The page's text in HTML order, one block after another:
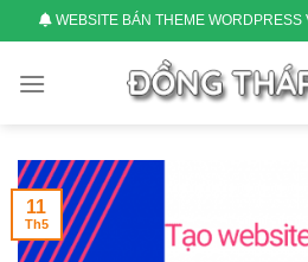
to
content
WEBSITE BÁN THEME WORDPRESS
11
Th5